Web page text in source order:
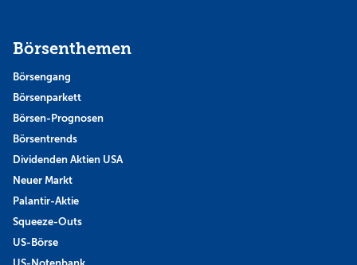
Börsenthemen
Börsengang
Börsenparkett
Börsen-Prognosen
Börsentrends
Dividenden Aktien USA
Neuer Markt
Palantir-Aktie
Squeeze-Outs
US-Börse